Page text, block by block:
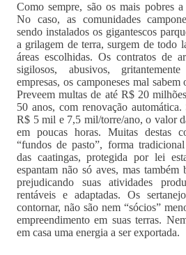
Como sempre, são os mais po­bres
No caso, as comunidades
sendo instalados os gigantescos
a grilagem de terra, surgem de todo
áreas escolhidas. Os contra­tos de
sigilosos, abusivos,
empresas, os camponeses mal sabem
Preveem multas de até R$ 20
50 anos, com renovação automática.
R$ 5 mil e 7,5 mil/torre/ano, o valor
em poucas horas. Muitas destas
“fundos de pasto”, forma
das caatingas, protegida por lei
espantam não só aves, mas também
prejudicando suas atividades
rentáveis e adaptadas. Os
contornar, não são nem “sócios”
em­preendimento em suas terras.
em casa uma energia a ser exportada.